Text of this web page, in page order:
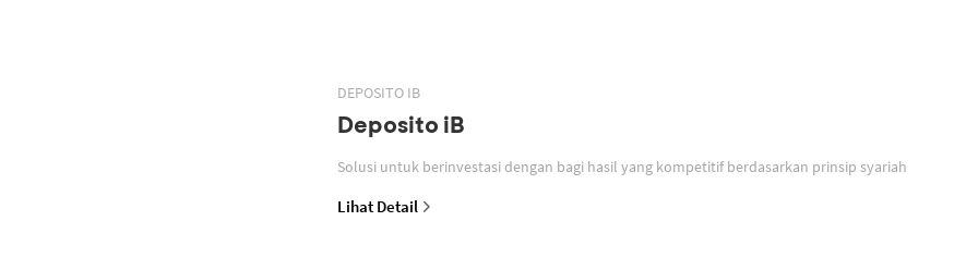
DEPOSITO IB
Deposito iB
Solusi untuk berinvestasi dengan bagi hasil yang kompetitif berdasarkan prinsip syariah
Lihat Detail